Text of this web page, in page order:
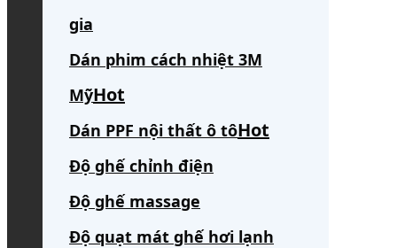
gia
Dán phim cách nhiệt 3M
Mỹ
Dán PPF nội thất ô tô
Độ ghế chỉnh điện
Độ ghế massage
Độ quạt mát ghế hơi lạnh